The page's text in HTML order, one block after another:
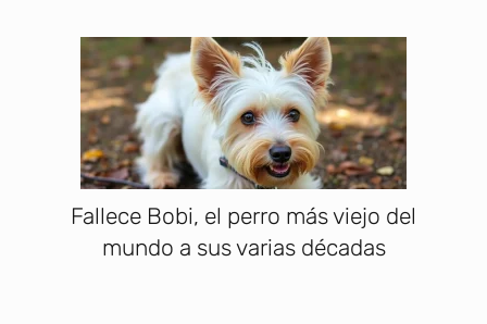
Fallece Bobi, el perro más viejo del
mundo a sus varias décadas